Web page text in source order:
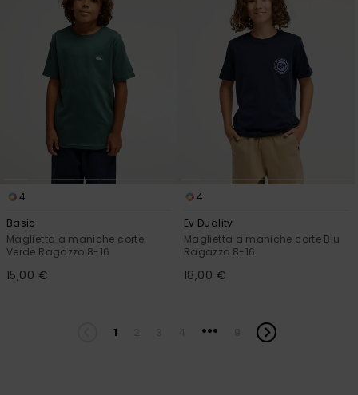
4
Basic
Maglietta a maniche corte
Verde Ragazzo 8-16
15,00 €
4
Ev Duality
Maglietta a maniche corte Blu
Ragazzo 8-16
18,00 €
1 ...